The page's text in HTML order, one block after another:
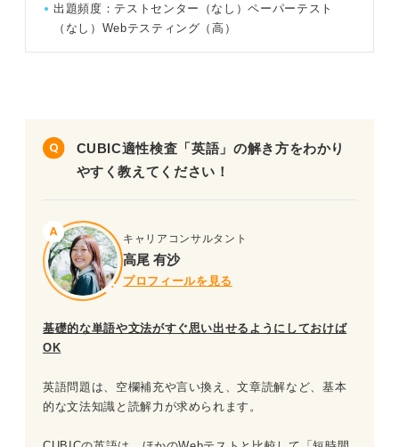
出題頻度：テストセンター（なし）ペーパーテスト
（なし）Webテスティング（高）
CUBIC適性検査「英語」の解き方をわかり
やすく教えてください！
キャリアコンサルタント
高尾 有沙
プロフィールを見る
基礎的な単語や文法がすぐ思い出せるようにしておけば
OK
英語問題は、空欄補充や言い換え、文章読解など、基本
的な文法知識と読解力が求められます。
問題3（難易度：★★☆☆☆）
問題6（難易度：★★★☆☆）
問題7（難易度：★★★☆☆）
問題8（難易度：★★★☆☆）
問題9（難易度：★★★☆☆）
問題10（難易度：★★★★☆）
問題11（難易度：★★★★☆）
問題12（難易度：★★★★☆）